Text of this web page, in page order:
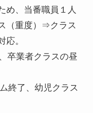
め、当番職員１人
（重度）⇒クラス
応。
卒業者クラスの昼
終了、幼児クラス